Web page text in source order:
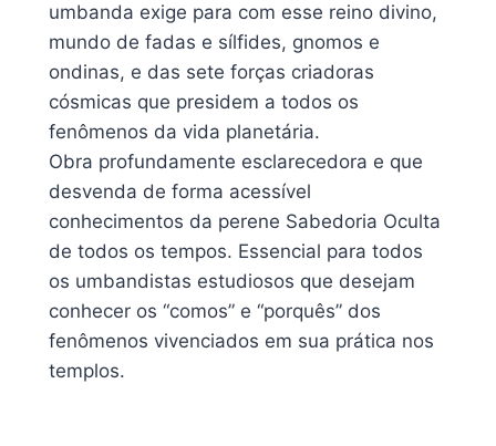
umbanda exige para com esse reino divino,
mundo de fadas e sílfides, gnomos e
ondinas, e das sete forças criadoras
cósmicas que presidem a todos os
fenômenos da vida planetária.
Obra profundamente esclarecedora e que
desvenda de forma acessível
conhecimentos da perene Sabedoria Oculta
de todos os tempos. Essencial para todos
os umbandistas estudiosos que desejam
conhecer os “comos” e “porquês” dos
fenômenos vivenciados em sua prática nos
templos.